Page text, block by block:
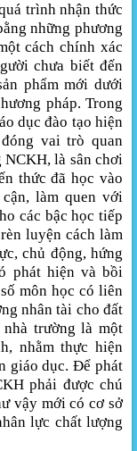
trình nhận thức
những phương
cách chính xác
chưa biết đến
phẩm mới dưới
pháp. Trong
dục đào tạo hiện
vai trò quan
NCKH, là sân chơi
thức đã học vào
làm quen với
các bậc học tiếp
luyện cách làm
chủ động, hứng
phát hiện và bồi
môn học có liên
nhân tài cho đất
trường là một
nhằm thực hiện
giáo dục. Để phát
phải được chú
vậy mới có cơ sở
lực chất lượng